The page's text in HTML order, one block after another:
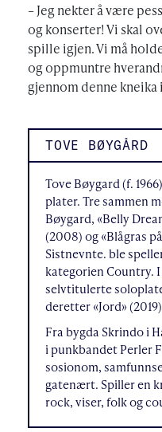
– Jeg nekter å være
og konserter! Vi skal
spille igjen. Vi må
og oppmuntre
gjennom denne kneika
TOVE BØYGÅRD
Tove Bøygard (f.
plater. Tre sammen
Bøygard, «Belly
(2008) og «Blågras
Sistnevnte. ble
kategorien Country. I
selvtitulerte
deretter «Jord»
Fra bygda Skrindo i
i punkbandet Perler
sosionom,
gatenært. Spiller en
rock, viser, folk og